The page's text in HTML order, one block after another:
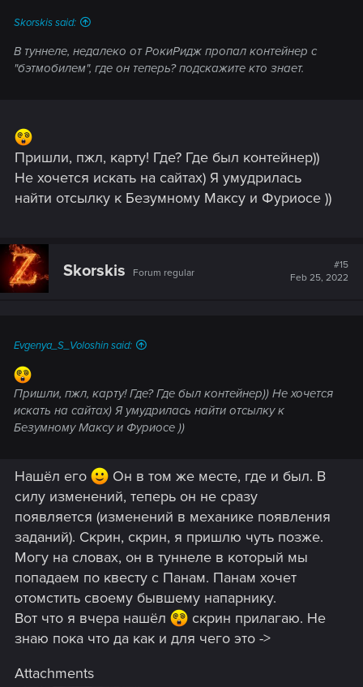
Skorskis said:
В туннеле, недалеко от РокиРидж пропал контейнер с
"бэтмобилем", где он теперь? подскажите кто знает.
Пришли, пжл, карту! Где? Где был контейнер))
Не хочется искать на сайтах) Я умудрилась
найти отсылку к Безумному Максу и Фуриосе ))
Skorskis Forum regular
#15
Feb 25, 2022
Evgenya_S_Voloshin said:
Пришли, пжл, карту! Где? Где был контейнер)) Не хочется
искать на сайтах) Я умудрилась найти отсылку к
Безумному Максу и Фуриосе ))
Нашёл его
Он в том же месте, где и был. В
силу изменений, теперь он не сразу
появляется (изменений в механике появления
заданий). Скрин, скрин, я пришлю чуть позже.
Могу на словах, он в туннеле в который мы
попадаем по квесту с Панам. Панам хочет
отомстить своему бывшему напарнику.
Вот что я вчера нашёл
скрин прилагаю. Не
знаю пока что да как и для чего это ->
Attachments